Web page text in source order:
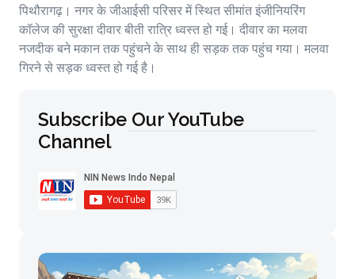
पिथौरागढ़। नगर के जीआईसी परिसर में स्थित सीमांत इंजीनियरिंग
कॉलेज की सुरक्षा दीवार बीती रात्रि ध्वस्त हो गई। दीवार का मलवा
नजदीक बने मकान तक पहुंचने के साथ ही सड़क तक पहुंच गया। मलवा
गिरने से सड़क ध्वस्त हो गई है।
Subscribe Our YouTube
Channel